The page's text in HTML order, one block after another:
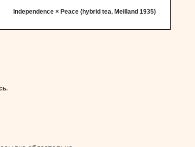
Independence × Peace (hybrid tea, Meilland 1935)
.